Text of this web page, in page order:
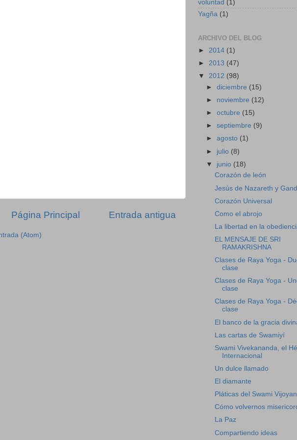
Entrada antigua
Página Principal
(Atom)
voluntad (1)
Yagña (1)
ARCHIVO DEL BLOG
► 2014 (1)
► 2013 (47)
▼ 2012 (98)
►diciembre (15)
► noviembre (12)
►octubre (15)
►septiembre (9)
►agosto (1)
► julio (8)
▼ junio (18)
Corazón de león
Jesús de Nazareth y
Corazón Universal
Como el abrojo
La libertad en la
EL MENSAJE DE SRI
RAMAKRISHNA
Clases de Raya Yoga -
clase
Clases de Raya Yoga -
clase
Clases de Raya Yoga -
clase
El banco de la gracia
Las cartas de Swamiyí
Swami Vivekananda, el
Internacional
Un dulce llamado
El diamante
Pláticas del Swami
Cómo volvernos
La Paz
Compartiendo ideas